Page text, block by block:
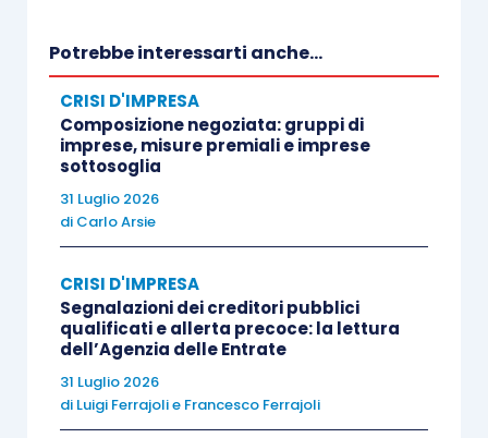
all’effettività della conoscenza dell’evento
interruttivo,dovevano essere valorizzate non
tanto le formedi produzione
documentare la conoscenza dell’evento in modo
preciso, ma principalmente il loro contenuto,
indagando sul contesto processuale in cui
l’evento interruttivo aveva operato.
A tale proposito, la Corte di Cassazione, a Sezioni
Unite, già con la sentenza n. 23675/2014, aveva
dedotto “ladichiarazione giudiziale
indefettibile e generale costitutivo del
per la decorrenza del termine diriassunzioneo
Potrebbe interessarti anche...
CRISI D'IMPRESA
Composizione negoziata: gruppi di
imprese, misure premiali e imprese
sottosoglia
31 Luglio 2026
di Carlo Arsie
CRISI D'IMPRESA
Segnalazioni dei creditori pubblici
qualificati e allerta precoce: la lettura
dell’Agenzia delle Entrate
31 Luglio 2026
di Luigi Ferrajolie Francesco Ferrajoli